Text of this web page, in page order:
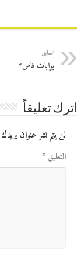
السابق
بوابات فاس*
اترك تعليقاً
لن يتم نشر عنوان
التعليق*